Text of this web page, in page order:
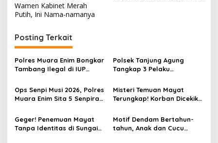
v
i
g
a
s
i
p
o
s
Wamen Kabinet Merah
Putih, Ini Nama-namanya
Posting Terkait
Polres Muara Enim Bongkar
Tambang Ilegal di IUP
Miliar
Polsek Tanjung Agung
Tangkap 3 Pelaku
Satu Masih DPO
Ops Senpi Musi 2026, Polres
Muara Enim Sita 5 Senpira
Tersangka
Misteri Temuan Mayat
Terungkap! Korban Dicekik
Tewas, Jasad Dibakar dan
Dibuang ke Sungai Enim
Geger! Penemuan Mayat
Tanpa Identitas di Sungai
Motif Dendam Bertahun-
tahun, Anak dan Cucu